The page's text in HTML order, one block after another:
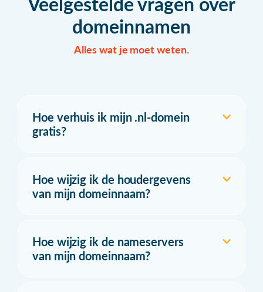
domeinnamen
Alles wat je moet weten.
Hoe verhuis ik mijn .nl-domein
gratis?
Hoe wijzig ik de houdergevens
van mijn domeinnaam?
Hoe wijzig ik de nameservers
van mijn domeinnaam?